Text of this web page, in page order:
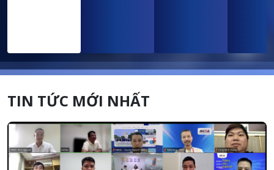
TIN TỨC MỚI NHẤT